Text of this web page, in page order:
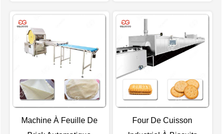
Machine À Feuille De
Four De Cuisson